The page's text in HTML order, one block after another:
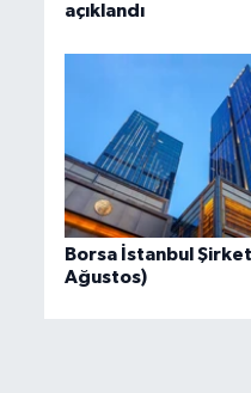
açıklandı
Borsa İstanbul
Ağustos)